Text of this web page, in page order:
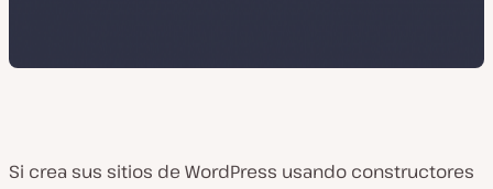
Si crea sus sitios de WordPress usando constructores